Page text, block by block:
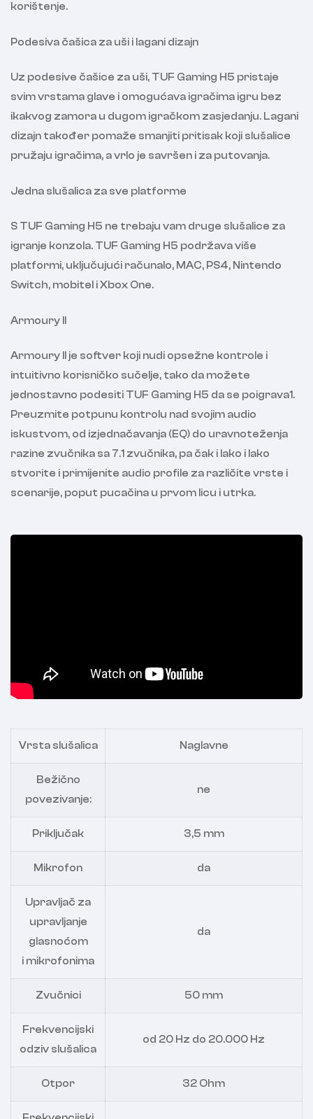
korištenje.
Podesiva čašica za uši i lagani dizajn
Uz podesive čašice za uši, TUF Gaming H5 pristaje
svim vrstama glave i omogućava igračima igru bez
ikakvog zamora u dugom igračkom zasjedanju. Lagani
dizajn također pomaže smanjiti pritisak koji slušalice
pružaju igračima, a vrlo je savršen i za putovanja.
Jedna slušalica za sve platforme
S TUF Gaming H5 ne trebaju vam druge slušalice za
igranje konzola. TUF Gaming H5 podržava više
platformi, uključujući računalo, MAC, PS4, Nintendo
Switch, mobitel i Xbox One.
Armoury II
Armoury II je softver koji nudi opsežne kontrole i
intuitivno korisničko sučelje, tako da možete
jednostavno podesiti TUF Gaming H5 da se poigrava1.
Preuzmite potpunu kontrolu nad svojim audio
iskustvom, od izjednačavanja (EQ) do uravnoteženja
razine zvučnika sa 7.1 zvučnika, pa čak i lako i lako
stvorite i primijenite audio profile za različite vrste i
scenarije, poput pucačina u prvom licu i utrka.
Vrsta slušalica Naglavne
Bežično
povezivanje:
ne
Priključak 3,5 mm
Mikrofon da
Upravljač za
upravljanje
glasnoćom
i mikrofonima
da
Zvučnici 50 mm
Frekvencijski
odziv slušalica
od 20 Hz do 20.000 Hz
Otpor 32 Ohm